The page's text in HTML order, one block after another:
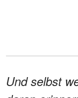
Und selbst